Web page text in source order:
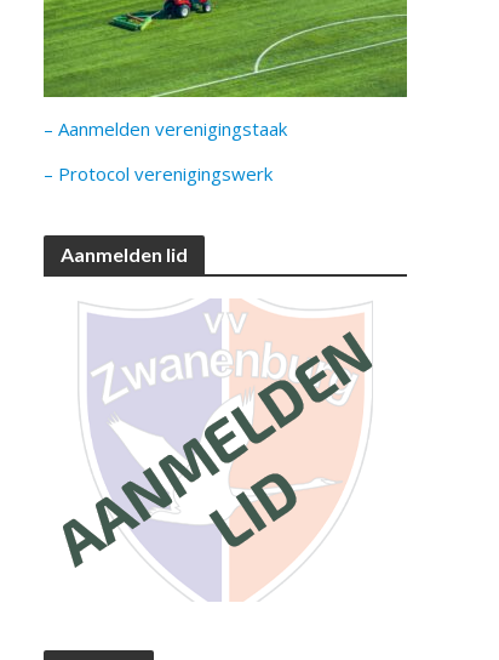
– Aanmelden verenigingstaak
– Protocol verenigingswerk
Aanmelden lid